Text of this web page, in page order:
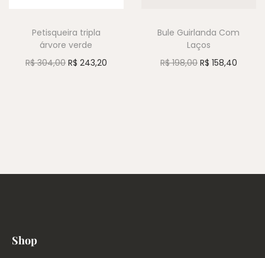
Petisqueira tripla
árvore verde
R$304,00 R$ 243,20
Bule Guirlanda Com
Laços
R$198,00 R$ 158,40
Shop